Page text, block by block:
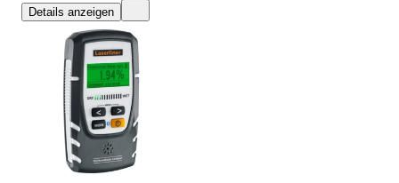
Details anzeigen